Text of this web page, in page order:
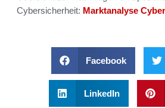
Cybersicherheit: Marktanalyse
Facebook
LinkedIn